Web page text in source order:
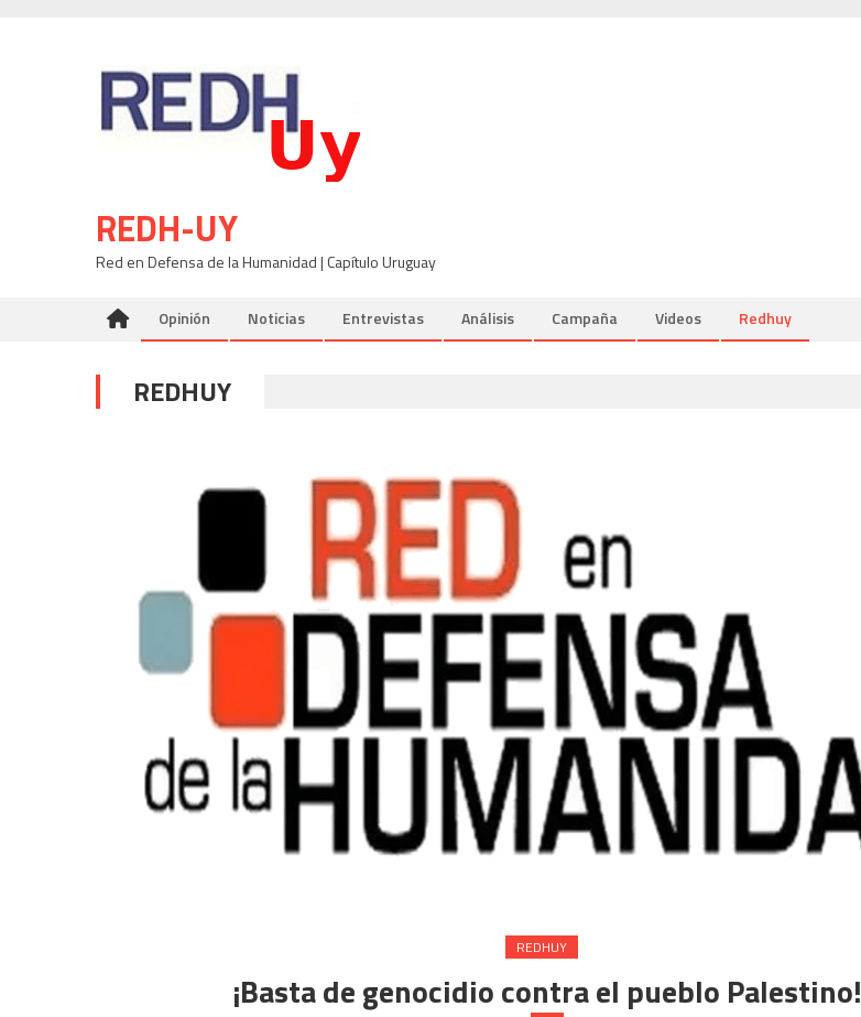
REDH-UY
Red en Defensa de la Humanidad | Capítulo Uruguay
Opinión Noticias Entrevistas Análisis Campaña Videos Redhuy
REDHUY
REDHUY
¡Basta de genocidio contra el pueblo Palestino!